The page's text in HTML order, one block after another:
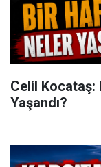
Celil Kocataş:
Yaşandı?